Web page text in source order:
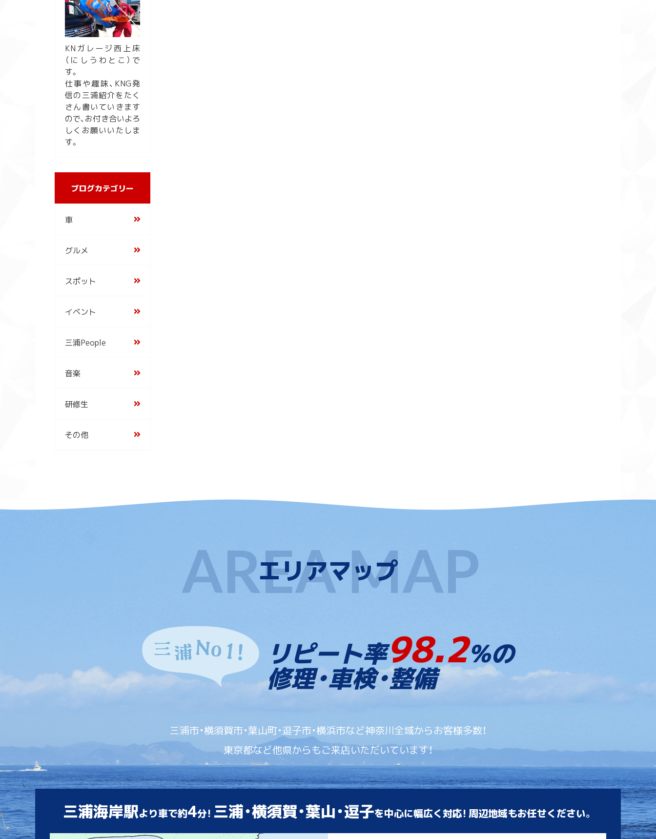
KNガレージ西上床
（にしうわとこ）で
す。
仕事や趣味、KNG発
信の三浦紹介をたく
さん書いていきます
ので、お付き合いよろ
しくお願いいたしま
す。
ブログカテゴリー
車
グルメ
スポット
イベント
三浦People
音楽
研修生
その他
エリアマップ
リピート率98.2%の
修理・車検・整備
三浦市・横須賀市・葉山町・逗子市・横浜市など神奈川全域からお客様多数！
東京都など他県からもご来店いただいています！
三浦海岸駅より車で約4分! 三浦・横須賀・葉山・逗子を中心に幅広く対応! 周辺地域もお任せください。